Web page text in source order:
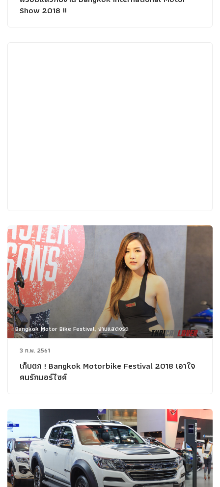
Show 2018 !!
Bangkok Motor Bike Festival, งานแสดงรถ
3 ก.พ. 2561
เก็บตก ! Bangkok Motorbike Festival 2018 เอาใจ
คนรักมอร์ไซค์